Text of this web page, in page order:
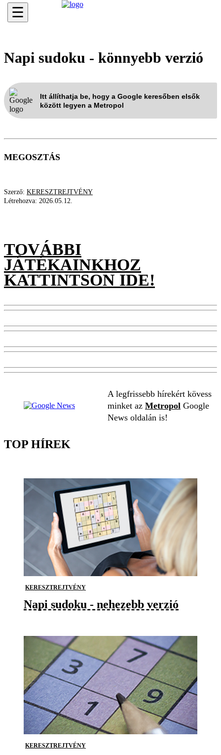
☰
Napi sudoku - könnyebb verzió
Itt állíthatja be, hogy a Google keresőben elsők
között legyen a Metropol
MEGOSZTÁS
Szerző: KERESZTREJTVÉNY
Létrehozva: 2026.05.12.
TOVÁBBI
JÁTÉKAINKHOZ
KATTINTSON IDE!
A legfrissebb hírekért kövess
minket az Metropol Google
News oldalán is!
TOP HÍREK
KERESZTREJTVÉNY
Napi sudoku - nehezebb verzió
KERESZTREJTVÉNY